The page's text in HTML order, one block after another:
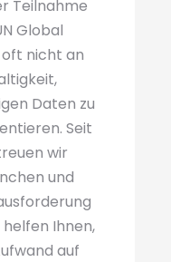
Teilnahme
Global
nicht an
Daten zu
Seit
wir
und
Ihnen,
auf